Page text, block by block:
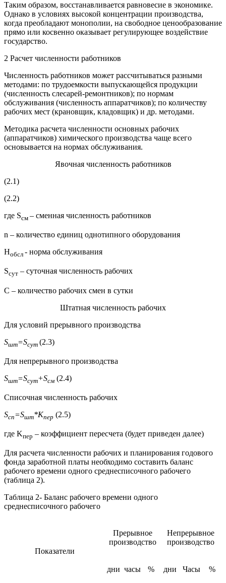
Таким образом, восстанавливается равновесие в экономике.
Однако в условиях высокой концентрации производства,
когда преобладают монополии, на свободное ценообразование
прямо или косвенно оказывает регулирующее воздействие
государство.
2 Расчет численности работников
Численность работников может рассчитываться разными
методами: по трудоемкости выпускающейся продукции
(численность слесарей-ремонтников); по нормам
обслуживания (численность аппаратчиков); по количеству
рабочих мест (крановщик, кладовщик) и др. методами.
Методика расчета численности основных рабочих
(аппаратчиков) химического производства чаще всего
основывается на нормах обслуживания.
Явочная численность работников
(2.1)
(2.2)
где Sсм – сменная численность работников
n – количество единиц однотипного оборудования
Нобсл - норма обслуживания
Sсут – суточная численность рабочих
С – количество рабочих смен в сутки
Штатная численность рабочих
Для условий прерывного производства
Sшт=Sсут (2.3)
Для непрерывного производства
Sшт=Sсут+Sсм (2.4)
Списочная численность рабочих
Sсп=Sшт*Kпер (2.5)
где Kпер – коэффициент пересчета (будет приведен далее)
Для расчета численности рабочих и планирования годового
фонда заработной платы необходимо составить баланс
рабочего времени одного среднесписочного рабочего
(таблица 2).
Таблица 2- Баланс рабочего времени одного
среднесписочного рабочего
Показатели
Прерывное
производство
Непрерывное
производство
дни часы % дни Часы %